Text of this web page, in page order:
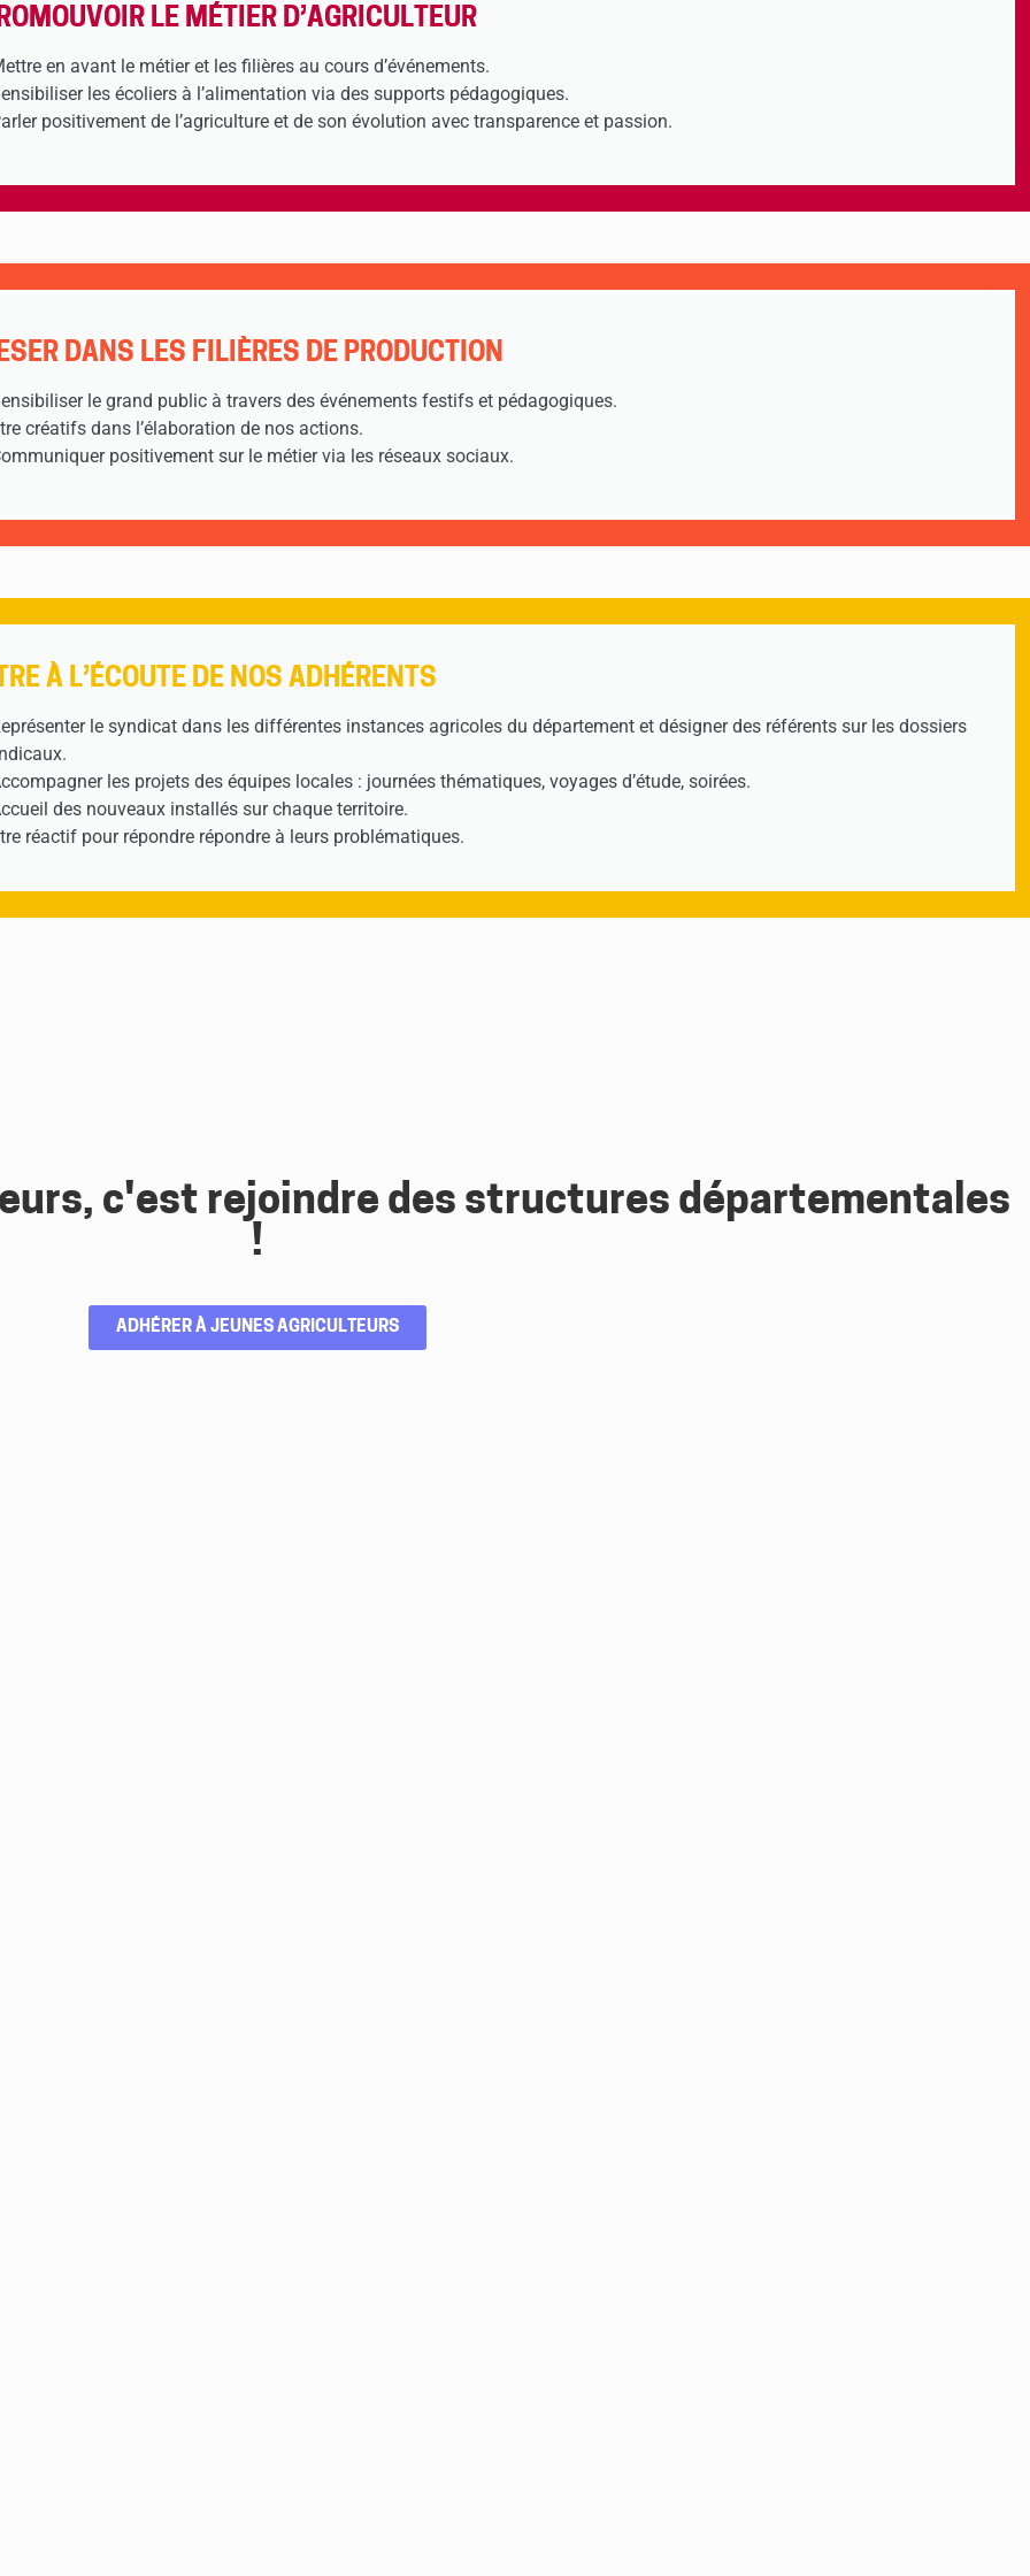
LE MÉTIER D’AGRICULTEUR
en avant le métier et les filières au cours d’événements.
les écoliers à l’alimentation via des supports pédagogiques.
positivement de l’agriculture et de son évolution avec transparence et passion.
DANS LES FILIÈRES DE PRODUCTION
le grand public à travers des événements festifs et pédagogiques.
créatifs dans l’élaboration de nos actions.
positivement sur le métier via les réseaux sociaux.
À L’ÉCOUTE DE NOS ADHÉRENTS
le syndicat dans les différentes instances agricoles du département et désigner des référents sur les dossiers
les projets des équipes locales : journées thématiques, voyages d’étude, soirées.
des nouveaux installés sur chaque territoire.
réactif pour répondre répondre à leurs problématiques.
c'est rejoindre des structures départementales
!
ADHÉRER À JEUNES AGRICULTEURS